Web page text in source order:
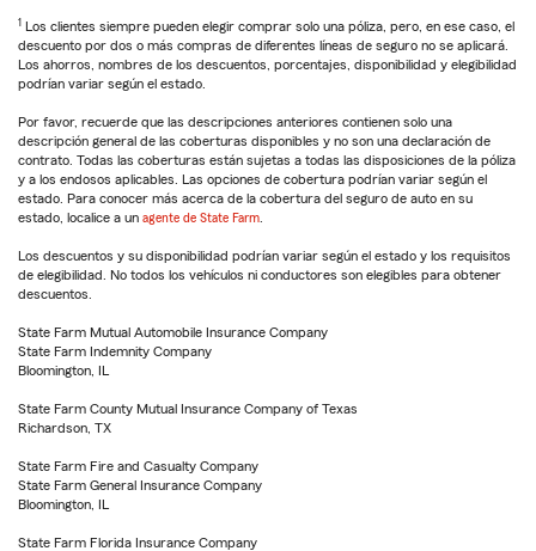
1 Los clientes siempre pueden elegir comprar solo una póliza, pero, en ese caso, el
descuento por dos o más compras de diferentes líneas de seguro no se aplicará.
Los ahorros, nombres de los descuentos, porcentajes, disponibilidad y elegibilidad
podrían variar según el estado.
Por favor, recuerde que las descripciones anteriores contienen solo una
descripción general de las coberturas disponibles y no son una declaración de
contrato. Todas las coberturas están sujetas a todas las disposiciones de la póliza
y a los endosos aplicables. Las opciones de cobertura podrían variar según el
estado. Para conocer más acerca de la cobertura del seguro de auto en su
estado, localice a un agente de State Farm
Los descuentos y su disponibilidad podrían variar según el estado y los requisitos
de elegibilidad. No todos los vehículos ni conductores son elegibles para obtener
descuentos.
State Farm Mutual Automobile Insurance Company
State Farm Indemnity Company
Bloomington, IL
State Farm County Mutual Insurance Company of Texas
Richardson, TX
State Farm Fire and Casualty Company
State Farm General Insurance Company
Bloomington, IL
State Farm Florida Insurance Company